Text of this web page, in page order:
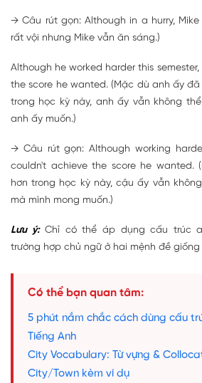
→ Câu rút gọn: Although in a hurry,
rất vội nhưng Mike vẫn ăn sáng.)
Although he worked harder this
the score he wanted. (Mặc dù anh ấy
trong học kỳ này, anh ấy vẫn không
anh ấy muốn.)
→ Câu rút gọn: Although working
couldn't achieve the score he wanted.
hơn trong học kỳ này, cậu ấy vẫn
mà mình mong muốn.)
Lưu ý:Chỉ có thể áp dụng cấu trúc
trường hợp chủ ngữ ở hai mệnh đề giống
Có thể bạn quan tâm:
5 phút nắm chắc cách dùng cấu
Tiếng Anh
City Vocabulary: Từ vựng &
City/Town kèm ví dụ